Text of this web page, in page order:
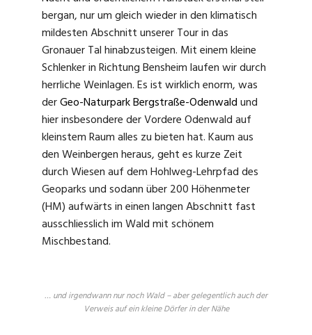
bergan, nur um gleich wieder in den klimatisch
mildesten Abschnitt unserer Tour in das
Gronauer Tal hinabzusteigen. Mit einem kleine
Schlenker in Richtung Bensheim laufen wir durch
herrliche Weinlagen. Es ist wirklich enorm, was
derGeo-Naturpark Bergstraße-Odenwaldund
hier insbesondere der Vordere Odenwald auf
kleinstem Raum alles zu bieten hat. Kaum aus
den Weinbergen heraus, geht es kurze Zeit
durch Wiesen auf dem Hohlweg-Lehrpfad des
Geoparks und sodann über 200 Höhenmeter
(HM) aufwärts in einen langen Abschnitt fast
ausschliesslich im Wald mit schönem
Mischbestand.
… und irgendwann nur noch Wald – aber gelegentlich auch der
Verweis auf ein kleine Dörfer in der Nähe